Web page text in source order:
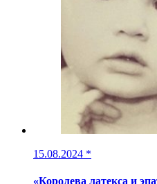
15.08.2024 *
«Королева латекса и